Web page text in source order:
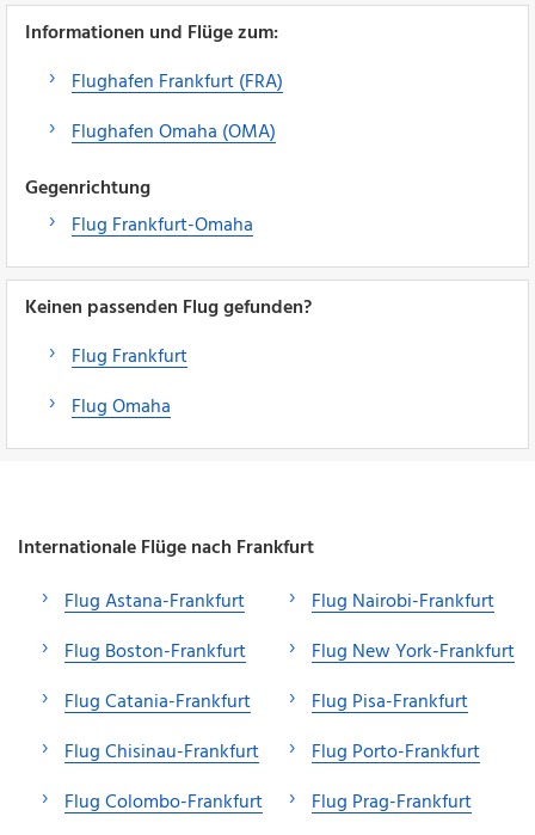
Informationen und Flüge zum:
Flughafen Frankfurt (FRA)
Flughafen Omaha (OMA)
Gegenrichtung
Flug Frankfurt-Omaha
Keinen passenden Flug gefunden?
Flug Frankfurt
Flug Omaha
Internationale Flüge nach Frankfurt
Flug Astana-Frankfurt
Flug Boston-Frankfurt
Flug Catania-Frankfurt
Flug Chisinau-Frankfurt
Flug Colombo-Frankfurt
Flug Nairobi-Frankfurt
Flug New York-Frankfurt
Flug Pisa-Frankfurt
Flug Porto-Frankfurt
Flug Prag-Frankfurt